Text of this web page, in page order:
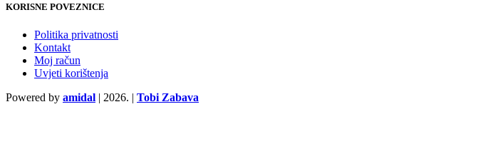
KORISNE POVEZNICE
Politika privatnosti
Kontakt
Moj račun
Uvjeti korištenja
Powered by amidal | 2026. | Tobi Zabava